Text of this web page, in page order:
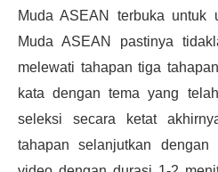
Muda ASEAN terbuka untuk
Muda ASEAN pastinya
melewati tahapan tiga
kata dengan tema yang
seleksi secara ketat
tahapan selanjutkan